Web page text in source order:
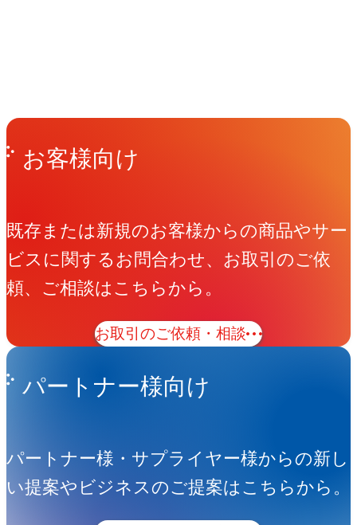
Get in Touchお問い合わせ
お客様向け
既存または新規のお客様からの商品やサー
ビスに関するお問合わせ、お取引のご依
頼、ご相談はこちらから。
お取引のご依頼・相談
パートナー様向け
パートナー様・サプライヤー様からの新し
い提案やビジネスのご提案はこちらから。